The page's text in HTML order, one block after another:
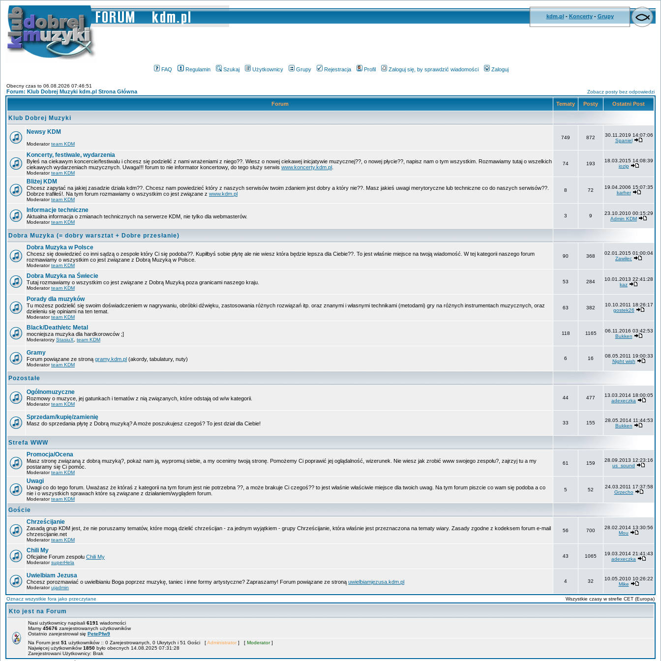
kdm.pl- Koncerty- Grupy
FAQ Regulamin Szukaj Użytkownicy Grupy Rejestracja Profil Zaloguj się, by sprawdzić wiadomości Zaloguj
Obecny czas to 06.08.2026 07:46:51
Forum: Klub Dobrej Muzyki kdm.pl Strona Główna Zobacz posty bez odpowiedzi
Forum Tematy Posty Ostatni Post
Klub Dobrej Muzyki
Newsy KDM
Moderatorteam KDM
749 872
30.11.2019 14:07:06
Spaniel
Koncerty, festiwale, wydarzenia
Byłeś na ciekawym koncercie/festiwalu i chcesz się podzielić z nami wrażeniami z niego??. Wiesz o nowej ciekawej inicjatywie muzycznej??, o nowej płycie??, napisz nam o tym wszystkim. Rozmawiamy tutaj o wszelkich
ciekawych wydarzeniach muzycznych. Uwaga!!! forum to nie informator koncertowy, do tego służy serwis www.koncerty.kdm.pl
Moderatorteam KDM
74 193
18.03.2015 14:08:39
jozip
Bliżej KDM
Chcesz zapytać na jakiej zasadzie działa kdm??. Chcesz nam powiedzieć który z naszych serwisów twoim zdaniem jest dobry a który nie??. Masz jakieś uwagi merytoryczne lub techniczne co do naszych serwisów??.
Dobrze trafiłeś!. Na tym forum rozmawiamy o wszystkim co jest związane z www.kdm.pl
Moderatorteam KDM
8 72
19.04.2006 15:07:35
karher
Informacje techniczne
Aktualna informacja o zmianach technicznych na serwerze KDM, nie tylko dla webmasterów.
Moderatorteam KDM
3 9
23.10.2010 00:15:29
Admin KDM
Dobra Muzyka (= dobry warsztat + Dobre przesłanie)
Dobra Muzyka w Polsce
Chcesz się dowiedzieć co inni sądzą o zespole który Ci się podoba??. Kupiłbyś sobie płytę ale nie wiesz która będzie lepsza dla Ciebie??. To jest właśnie miejsce na twoją wiadomość. W tej kategorii naszego forum
rozmawiamy o wszystkim co jest związane z Dobrą Muzyką w Polsce.
Moderatorteam KDM
90 368
02.01.2015 01:00:04
Zawilec
Dobra Muzyka na Świecie
Tutaj rozmawiamy o wszystkim co jest związane z Dobrą Muzyką poza granicami naszego kraju.
Moderatorteam KDM
53 284
10.01.2013 22:41:28
kaz
Porady dla muzyków
Tu możesz podzielić się swoim doświadczeniem w nagrywaniu, obróbki dźwięku, zastosowania różnych rozwiązań itp. oraz znanymi i własnymi technikami (metodami) gry na różnych instrumentach muzycznych, oraz
dzieleniu się opiniami na ten temat.
Moderatorteam KDM
63 382
10.10.2011 18:26:17
gostek26
Black/Death/etc Metal
mocniejsza muzyka dla hardkorowców ;]
Moderatorzy StasiuX team KDM
118 1165
06.11.2016 03:42:53
Bukken
Gramy
Forum powiązane ze stroną gramy.kdm.pl (akordy, tabulatury, nuty)
Moderatorteam KDM
6 16
08.05.2011 19:00:33
Night wish
Pozostałe
Ogólnomuzyczne
Rozmowy o muzyce, jej gatunkach i tematów z nią związanych, które odstają od w/w kategorii.
Moderatorteam KDM
44 477
13.03.2014 18:00:05
adexeczka
Sprzedam/kupię/zamienię
Masz do sprzedania płytę z Dobrą muzyką? A może poszukujesz czegoś? To jest dział dla Ciebie! 33 155
28.05.2014 11:44:53
Bukken
Strefa WWW
Promocja/Ocena
Masz stronę związaną z dobrą muzyką?, pokaż nam ją, wypromuj siebie, a my ocenimy twoją stronę. Pomożemy Ci poprawić jej oglądalność, wizerunek. Nie wiesz jak zrobić www swojego zespołu?, zajrzyj tu a my
postaramy się Ci pomóc.
Moderatorteam KDM
61 159
28.09.2013 12:23:16
us_sound
Uwagi
Uwagi co do tego forum. Uważasz że któraś z kategorii na tym forum jest nie potrzebna ??, a może brakuje Ci czegoś?? to jest właśnie właściwie miejsce dla twoich uwag. Na tym forum piszcie co wam się podoba a co
nie i o wszystkich sprawach które są związane z działaniem/wyglądem forum.
Moderatorteam KDM
5 52
24.03.2011 17:37:58
Grzecho
Goście
Chrześcijanie
Zasadą grup KDM jest, że nie poruszamy tematów, które mogą dzielić chrześcijan - za jednym wyjątkiem - grupy Chrześcijanie, która właśnie jest przeznaczona na tematy wiary. Zasady zgodne z kodeksem forum e-mail
chrzescijanie.net
Moderatorteam KDM
56 700
28.02.2014 13:30:56
Mou
Chili My
Oficjalne Forum zespołu Chili My
ModeratorsuperHela
43 1065
19.03.2014 21:41:43
adexeczka
Uwielbiam Jezusa
Chcesz porozmawiać o uwielbianiu Boga poprzez muzykę, taniec i inne formy artystyczne? Zapraszamy! Forum powiązane ze stroną uwielbiamjezusa.kdm.pl
Moderatorujadmin
4 32
10.05.2010 10:26:22
Mike
Oznacz wszystkie fora jako przeczytane Wszystkie czasy w strefie CET (Europa)
Kto jest na Forum
Nasi użytkownicy napisali 6191 wiadomości
Mamy 45676 zarejestrowanych użytkowników
Ostatnio zarejestrował się PetePfw9
Na Forum jest 51 użytkowników :: 0 Zarejestrowanych, 0 Ukrytych i 51 Gości [Administrator ] [ Moderator]
Najwięcej użytkowników1850 było obecnych 14.08.2025 07:31:28
Zarejestrowani Użytkownicy: Brak